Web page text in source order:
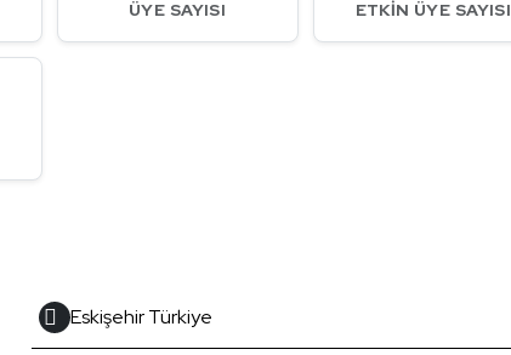
ÜYE SAYISI ETKIN ÜYE SAYISI
Eskişehir Türkiye